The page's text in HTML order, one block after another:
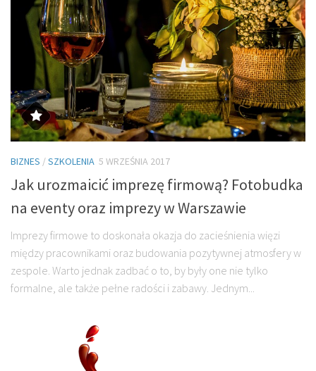
BIZNES /SZKOLENIA 5 WRZEŚNIA 2017
Jak urozmaicić imprezę firmową? Fotobudka
na eventy oraz imprezy w Warszawie
Imprezy firmowe to doskonała okazja do zacieśnienia więzi
między pracownikami oraz budowania pozytywnej atmosfery w
zespole. Warto jednak zadbać o to, by były one nie tylko
formalne, ale także pełne radości i zabawy. Jednym...